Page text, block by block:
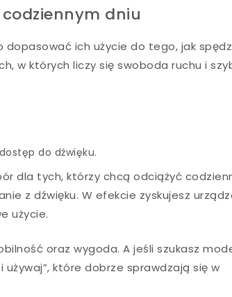
dniu
dopasować ich użycie do tego, jak
w których liczy się swoboda ruchu i
do dźwięku.
dla tych, którzy chcą odciążyć
z dźwięku. W efekcie zyskujesz
użycie.
oraz wygoda. A jeśli szukasz
które dobrze sprawdzają się w